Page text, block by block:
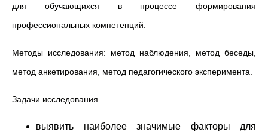
для обучающихся в процессе формирования
профессиональных компетенций.
Методы исследования: метод наблюдения, метод беседы,
метод анкетирования, метод педагогического эксперимента.
Задачи исследования
выявить наиболее значимые факторы для